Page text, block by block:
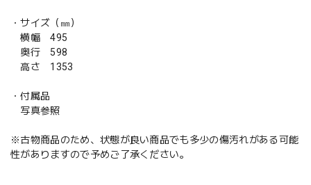
・サイズ（㎜）
横幅 495
奥行 598
高さ 1353
・付属品
写真参照
※古物商品のため、状態が良い商品でも多少の傷汚れがある可能
性がありますので予めご了承ください。